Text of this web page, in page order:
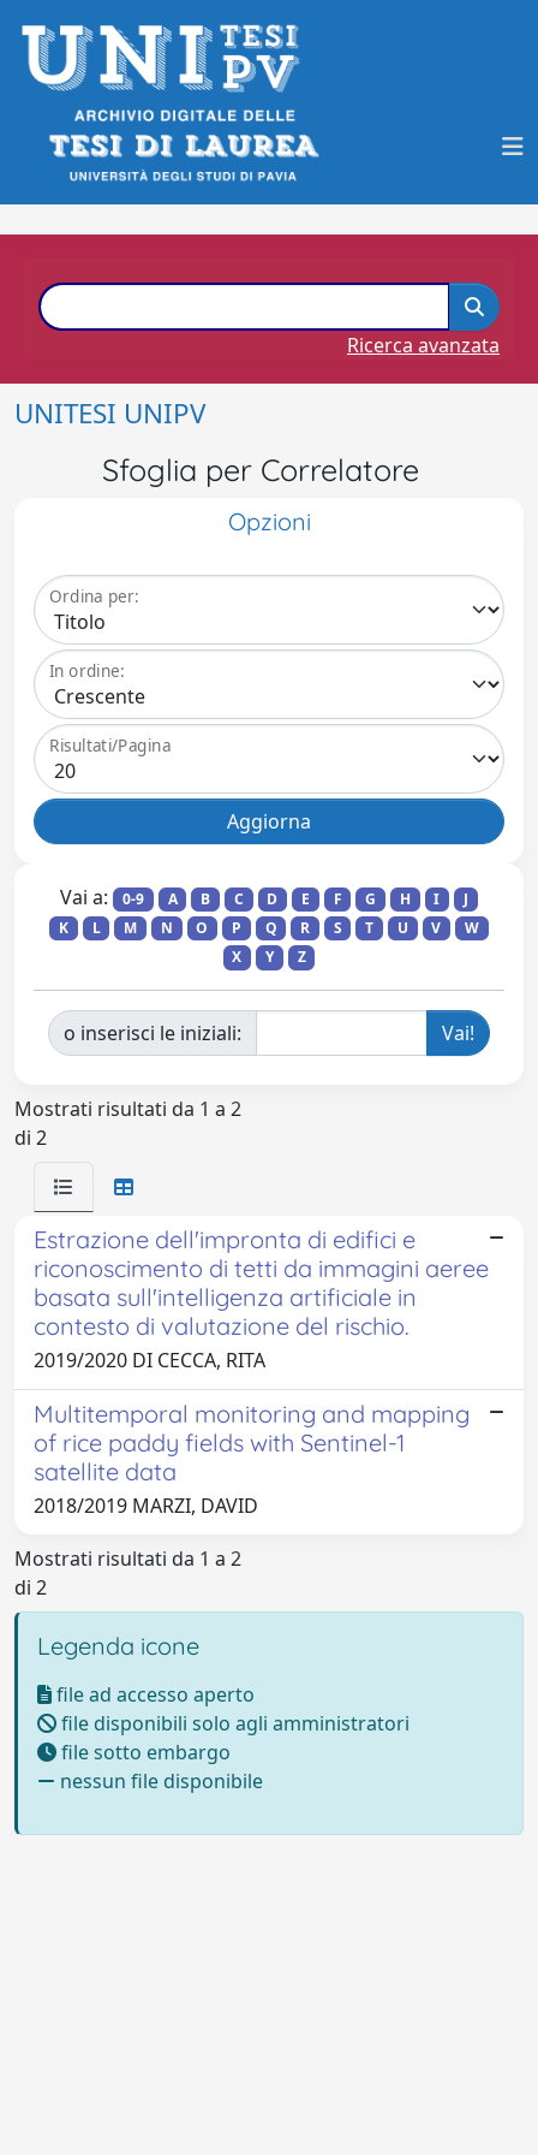
Ricerca avanzata
UNITESI UNIPV
Sfoglia per Correlatore
Opzioni
Ordina per:
In ordine:
Risultati/Pagina
Vai a: 0-9 A B C D E F G H I
J
K
L M N O P Q R S T U V
W
X
Y Z
o inserisci le iniziali:
Mostrati risultati da 1 a 2
di 2
Estrazione dell'impronta di edifici e
riconoscimento di tetti da immagini aeree
basata sull'intelligenza artificiale in
contesto di valutazione del rischio.
2019/2020 DI CECCA, RITA
Multitemporal monitoring and mapping
of rice paddy fields with Sentinel-1
satellite data
2018/2019 MARZI, DAVID
Mostrati risultati da 1 a 2
di 2
Legenda icone
file ad accesso aperto
file disponibili solo agli amministratori
file sotto embargo
nessun file disponibile